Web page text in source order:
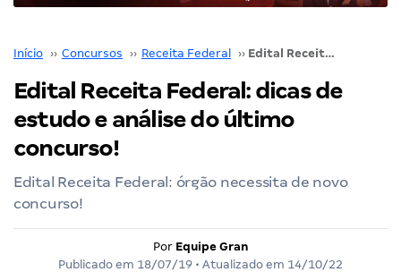
Início ›› Concursos ›› Receita Federal ›› Edital Receita Federal: dicas de estudo e análise do último concurso!
Edital Receita Federal: dicas de
estudo e análise do último
concurso!
Edital Receita Federal: órgão necessita de novo
concurso!
Por Equipe Gran
Publicado em 18/07/19 • Atualizado em 14/10/22